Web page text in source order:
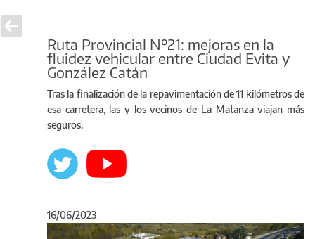
Ruta Provincial Nº21: mejoras en la
fluidez vehicular entre Ciudad Evita y
González Catán
Tras la finalización de la repavimentación de 11 kilómetros de
esa carretera, las y los vecinos de La Matanza viajan más
seguros.
16/06/2023
Anterior